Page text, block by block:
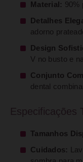
Material: 90%
Detalhes
adorno
Design
V no busto e
Conjunto
dental
Especificações
Tamanhos
Cuidados: